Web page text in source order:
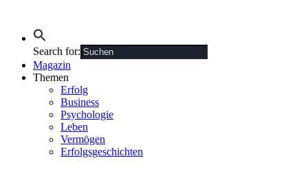
Search for:
Magazin
Themen
Erfolg
Business
Psychologie
Leben
Vermögen
Erfolgsgeschichten